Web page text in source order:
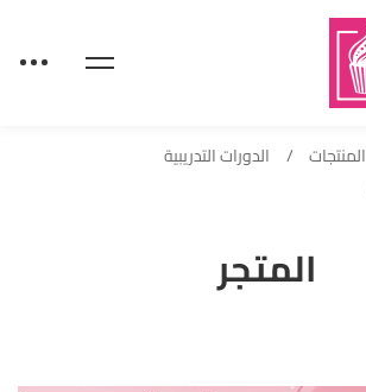
المتجر
المنتجات
الدورات التدريبية